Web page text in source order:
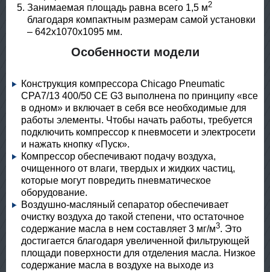
Занимаемая площадь равна всего 1,5 м2
благодаря компактным размерам самой установки
– 642x1070x1095 мм.
Особенности модели
Конструкция компрессора Chicago Pneumatic
CPA7/13 400/50 CE G3 выполнена по принципу «все
в одном» и включает в себя все необходимые для
работы элементы. Чтобы начать работы, требуется
подключить компрессор к пневмосети и электросети
и нажать кнопку «Пуск».
Компрессор обеспечивают подачу воздуха,
очищенного от влаги, твердых и жидких частиц,
которые могут повредить пневматическое
оборудование.
Воздушно-масляный сепаратор обеспечивает
очистку воздуха до такой степени, что остаточное
содержание масла в нем составляет 3 мг/м3. Это
достигается благодаря увеличенной фильтрующей
площади поверхности для отделения масла. Низкое
содержание масла в воздухе на выходе из